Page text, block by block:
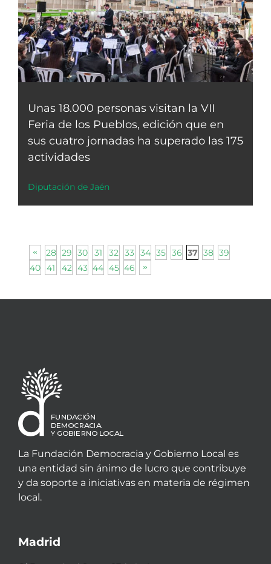
Unas 18.000 personas visitan la VII
Feria de los Pueblos, edición que en
sus cuatro jornadas ha superado las 175
actividades
Diputación de Jaén
28 29 30 31 32 33 34 35 36 37 38 39
40 41 42 43 44 45 46
La Fundación Democracia y Gobierno Local es
una entidad sin ánimo de lucro que contribuye
y da soporte a iniciativas en materia de régimen
local.
Madrid